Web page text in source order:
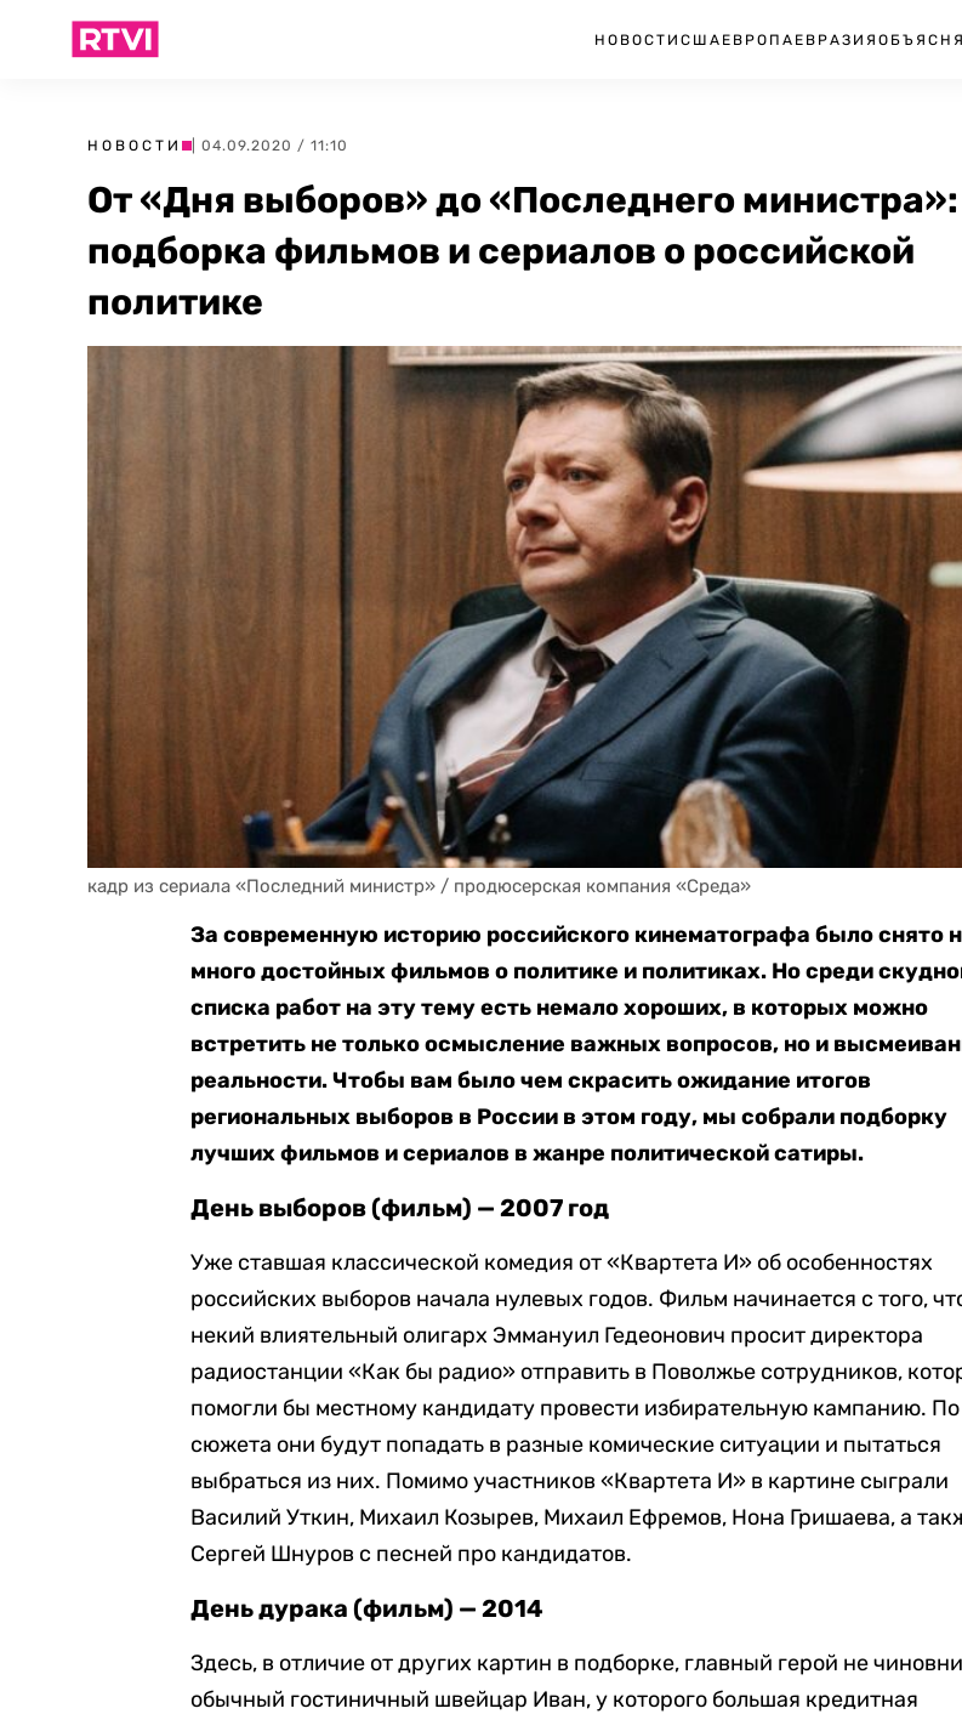
НОВОСТИ США ЕВРОПА ЕВРАЗИЯ
НОВОСТИ | 04.09.2020 / 11:10
От «Дня выборов» до «Последнего министра»:
подборка фильмов и сериалов о российской
политике
кадр из сериала «Последний министр» / продюсерская компания «Среда»
За современную историю российского кинематографа было снято
много достойных фильмов о политике и политиках. Но среди
списка работ на эту тему есть немало хороших, в которых можно
встретить не только осмысление важных вопросов, но и
реальности. Чтобы вам было чем скрасить ожидание итогов
региональных выборов в России в этом году, мы собрали подборку
лучших фильмов и сериалов в жанре политической сатиры.
День выборов (фильм) — 2007 год
Уже ставшая классической комедия от «Квартета И» об особенностях
российских выборов начала нулевых годов. Фильм начинается с того,
некий влиятельный олигарх Эммануил Гедеонович просит директора
радиостанции «Как бы радио» отправить в Поволжье сотрудников,
помогли бы местному кандидату провести избирательную кампанию.
сюжета они будут попадать в разные комические ситуации и пытаться
выбраться из них. Помимо участников «Квартета И» в картине сыграли
Василий Уткин, Михаил Козырев, Михаил Ефремов, Нона Гришаева, а
Сергей Шнуров с песней про кандидатов.
День дурака (фильм) — 2014
Здесь, в отличие от других картин в подборке, главный герой не
обычный гостиничный швейцар Иван, у которого большая кредитная